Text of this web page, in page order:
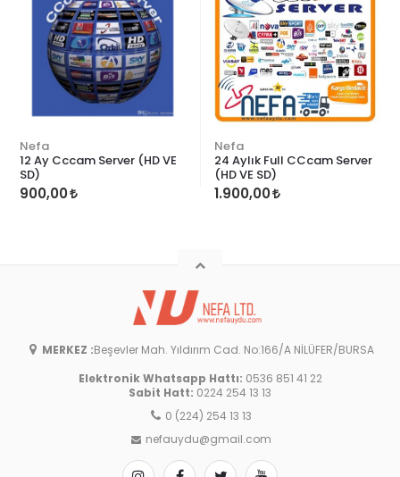
Nefa
12 Ay Cccam Server (HD VE
SD)
900,00
Nefa
24 Aylık Full CCcam Server
(HD VE SD)
1.900,00
MERKEZ : Beşevler Mah. Yıldırım Cad. No:166/A NİLÜFER/BURSA
Elektronik Whatsapp Hattı: 0536 851 41 22
Sabit Hatt: 0224 254 13 13
0 (224) 254 13 13
nefauydu@gmail.com